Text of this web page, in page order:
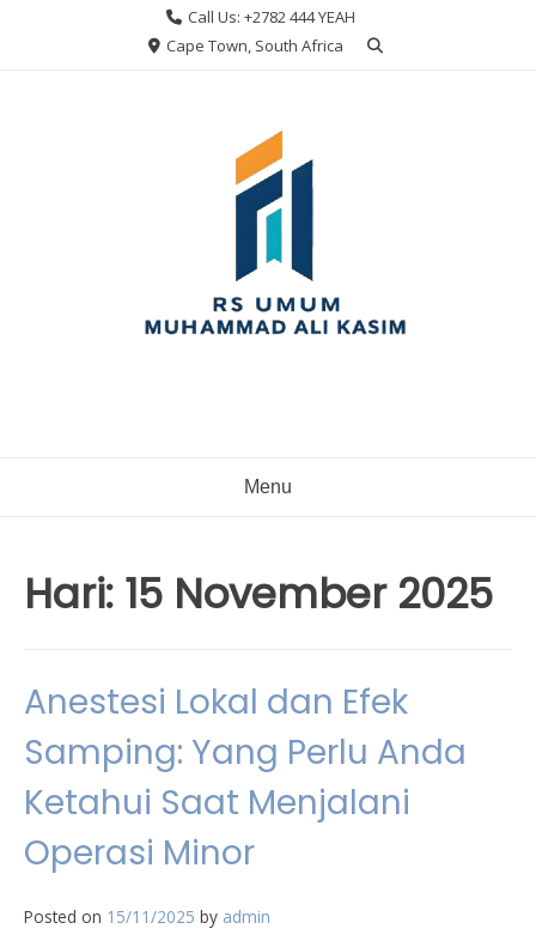
Call Us: +2782 444 YEAH
Cape Town, South Africa
Menu
Hari: 15 November 2025
Anestesi Lokal dan Efek
Samping: Yang Perlu Anda
Ketahui Saat Menjalani
Operasi Minor
Posted on 15/11/2025 by admin